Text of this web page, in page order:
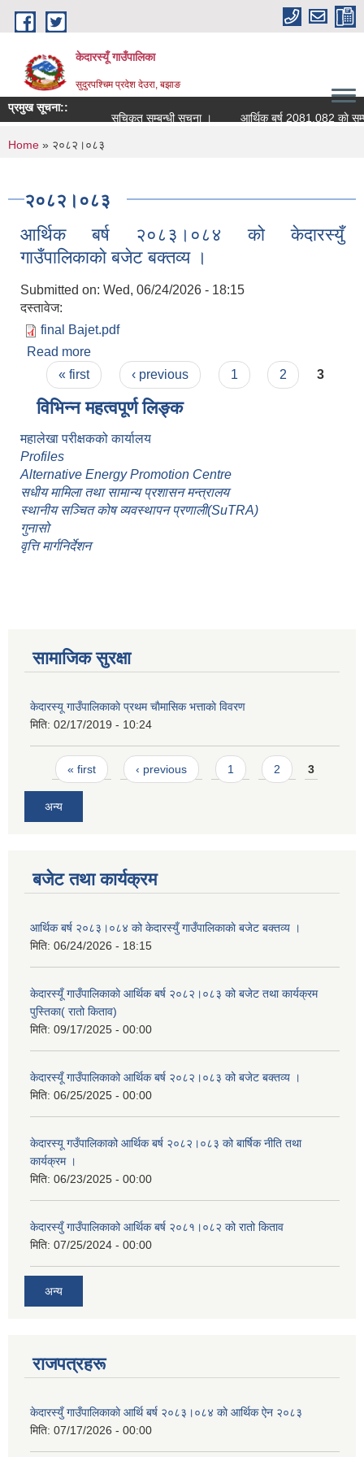
Skip to main content
केदारस्यूँ गाउँपालिका
सुदुरपश्चिम प्रदेश देउरा, बझाङ
प्रमुख सूचना::
सूचिकृत सम्बन्धी सूचना ।
आर्थिक बर्ष 2081.082 काे सम्पत्ति
You are here
Home » २०८२।०८३
२०८२।०८३
आर्थिक बर्ष २०८३।०८४ को केदारस्युँ
गाउँपालिकाकाे बजेट बक्तव्य ।
Submitted on: Wed, 06/24/2026 - 18:15
दस्तावेज:
final Bajet.pdf
Read more
गाउँपालिकाकाे बजेट बक्तव्य ।
Pages
« first ‹ previous 1 2 3
विभिन्न महत्वपूर्ण लिङ्क
महालेखा परीक्षकको कार्यालय
Profiles
Alternative Energy Promotion Centre
सधीय मामिला तथा सामान्य प्रशासन मन्त्रालय
स्थानीय सञ्चित कोष व्यवस्थापन प्रणाली(SuTRA)
गुनासो
वृत्ति मार्गनिर्देशन
सामाजिक सुरक्षा
केदारस्यू गाउँपालिकाकाे प्रथम चाैमासिक भत्ताकाे विवरण
मिति: 02/17/2019 - 10:24
Pages
« first ‹ previous 1 2 3
अन्य
बजेट तथा कार्यक्रम
आर्थिक बर्ष २०८३।०८४ को केदारस्युँ गाउँपालिकाकाे बजेट बक्तव्य ।
मिति: 06/24/2026 - 18:15
केदारस्यूँ गाउँपालिकाकाे आर्थिक बर्ष २०८२।०८३ को बजेट तथा कार्यक्रम
पुस्तिका( रातो किताव)
मिति: 09/17/2025 - 00:00
केदारस्यूँ गाउँपालिकाको आर्थिक बर्ष २०८२।०८३ को बजेट बक्तव्य ।
मिति: 06/25/2025 - 00:00
केदारस्यू गउँपालिकाको आर्थिक बर्ष २०८२।०८३ को बार्षिक नीति तथा
कार्यक्रम ।
मिति: 06/23/2025 - 00:00
केदारस्युँ गाउँपालिकाको आर्थिक बर्ष २०८१।०८२ को रातो किताव
मिति: 07/25/2024 - 00:00
अन्य
राजपत्रहरू
केदारस्युँ गाउँपालिकाकाे आर्थि बर्ष २०८३।०८४ काे आर्थिक ऐन २०८३
मिति: 07/17/2026 - 00:00